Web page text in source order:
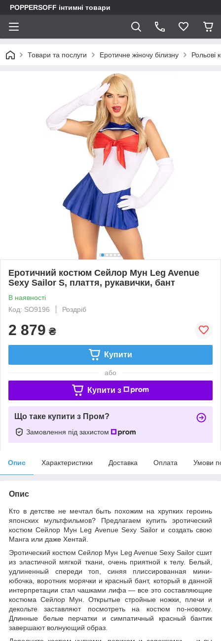
POPPERSOFF інтимні товари
Товари та послуги Еротичне жіночу білизну Рольові
Еротичний костюм Сейлор Мун Leg Avenue
Sexy Sailor S, плаття, рукавички, бант
В наявності
Код: SO9196
Роздріб
2 879 ₴
Купити
або
Купити з
Що таке купити з Пром?
Замовлення під захистом
Опис Характеристики Доставка Оплата Умови
Опис
Кто в детстве не мечтал быть похожим на хрупких героинь
японских мультфильмов? Предлагаем купить эротический
костюм Сейлор Мун Leg Avenue Sexy Sailor и создать свою
Манга или даже Хентай.
Эротический костюм Сейлор Мун Leg Avenue Sexy Sailor сшит
из эластичной мягкой ткани, очень приятной к телу. Белый,
удлиненный спереди топ, синяя плиссированная мини-
юбочка, воротник морячки и красный бант, который в данной
интерпретации стал чашками лифа — все это составляющие
костюма Сейлор Мун. Открытые стройные ножки, плечи и
декольте заставляют посмотреть на костюм по-новому.
Длинные белые перчатки и симпатичный красный бантик
завершают волнующий образ.